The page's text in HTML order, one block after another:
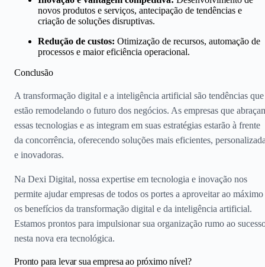
novos produtos e serviços, antecipação de tendências e
criação de soluções disruptivas.
Redução de custos: Otimização de recursos, automação de
processos e maior eficiência operacional.
Conclusão
A transformação digital e a inteligência artificial são tendências que
estão remodelando o futuro dos negócios. As empresas que
essas tecnologias e as integram em suas estratégias estarão à frente
da concorrência, oferecendo soluções mais eficientes,
e inovadoras.
Na Dexi Digital, nossa expertise em tecnologia e inovação nos
permite ajudar empresas de todos os portes a aproveitar ao máximo
os benefícios da transformação digital e da inteligência artificial.
Estamos prontos para impulsionar sua organização rumo ao
nesta nova era tecnológica.
Pronto para levar sua empresa ao próximo nível?